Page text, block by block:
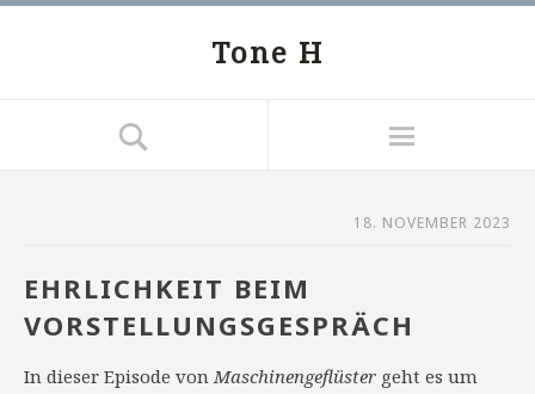
Tone H
18. NOVEMBER 2023
EHRLICHKEIT BEIM
VORSTELLUNGSGESPRÄCH
In dieser Episode vonMaschinengeflüster geht es um